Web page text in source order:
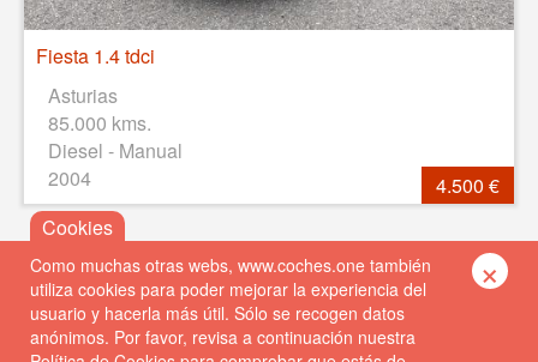
Fiesta 1.4 tdci
Asturias
85.000 kms.
Diesel - Manual
2004
4.500 €
Como muchas otras webs, www.coches.one también
utiliza cookies para poder mejorar la experiencia del
usuario y hacerla más útil. Sólo se recogen datos
anónimos. Por favor, revisa a continuación nuestra
×